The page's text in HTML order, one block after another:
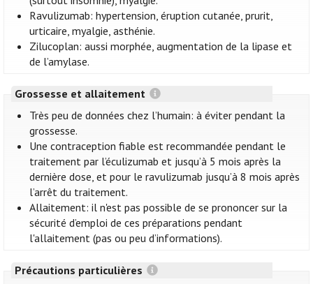
Ravulizumab: hypertension, éruption cutanée, prurit,
urticaire, myalgie, asthénie.
Zilucoplan: aussi morphée, augmentation de la lipase et
de l’amylase.
Grossesse et allaitement
Très peu de données chez l’humain: à éviter pendant la
grossesse.
Une contraception fiable est recommandée pendant le
traitement par l’éculizumab et jusqu’à 5 mois après la
dernière dose, et pour le ravulizumab jusqu’à 8 mois après
l’arrêt du traitement.
Allaitement: il n'est pas possible de se prononcer sur la
sécurité d’emploi de ces préparations pendant
l'allaitement (pas ou peu d’informations).
Précautions particulières